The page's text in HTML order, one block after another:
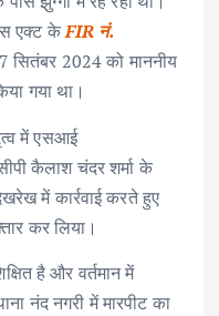
एक्ट केFIR नं.
2024 को माननीय
गया था।
में एसआई
कैलाश चंदर शर्मा के
में कार्रवाई करते हुए
कर लिया।
है और वर्तमान में
नंद नगरी में मारपीट का